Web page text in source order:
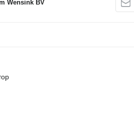
Wensink BV